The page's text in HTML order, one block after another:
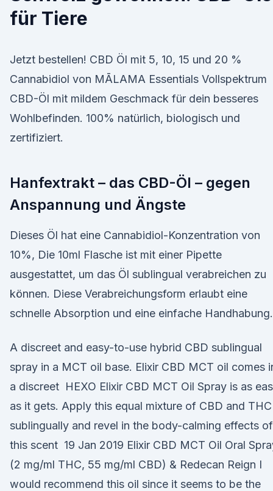
für Tiere
Jetzt bestellen! CBD Öl mit 5, 10, 15 und 20 %
Cannabidiol von MĀLAMA Essentials Vollspektrum
CBD-Öl mit mildem Geschmack für dein besseres
Wohlbefinden. 100% natürlich, biologisch und
zertifiziert.
Hanfextrakt – das CBD-Öl – gegen
Anspannung und Ängste
Dieses Öl hat eine Cannabidiol-Konzentration von
10%, Die 10ml Flasche ist mit einer Pipette
ausgestattet, um das Öl sublingual verabreichen zu
können. Diese Verabreichungsform erlaubt eine
schnelle Absorption und eine einfache Handhabung.
A discreet and easy-to-use hybrid CBD sublingual
spray in a MCT oil base. Elixir CBD MCT oil comes
a discreet HEXO Elixir CBD MCT Oil Spray is as
as it gets. Apply this equal mixture of CBD and THC
sublingually and revel in the body-calming effects of
this scent 19 Jan 2019 Elixir CBD MCT Oil Oral
(2 mg/ml THC, 55 mg/ml CBD) & Redecan Reign I
would recommend this oil since it seems to be the